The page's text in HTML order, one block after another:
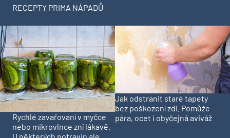
RECEPTY PRIMA NÁPADŮ
Rychlé zavařování v myčce
nebo mikrovlnce zní lákavě.
Jak odstranit staré tapety
bez poškození zdi. Pomůže
pára, ocet i obyčejná aviváž